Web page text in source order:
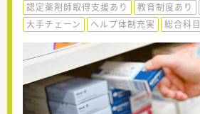
認定薬剤師取得支援あり
教育制度あり
大手チェーン
ヘルプ体制充実 総合科目